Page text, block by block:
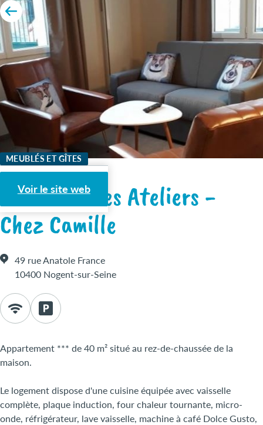
MEUBLÉS ET GÎTES
Voir le site web
Aux Logis des Ateliers -
Chez Camille
49 rue Anatole France
10400 Nogent-sur-Seine
Appartement *** de 40 m² situé au rez-de-chaussée de la
maison.
Le logement dispose d'une cuisine équipée avec vaisselle
complète, plaque induction, four chaleur tournante, micro-
onde, réfrigérateur, lave vaisselle, machine à café Dolce Gusto,